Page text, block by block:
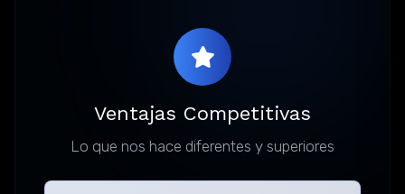
Ventajas Competitivas
Lo que nos hace diferentes y superiores